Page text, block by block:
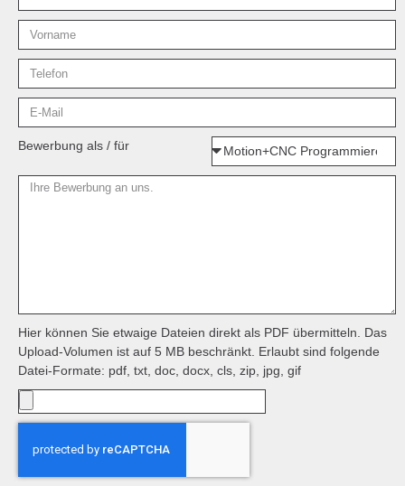
Bewerbung als / für
Hier können Sie etwaige Dateien direkt als PDF übermitteln. Das
Upload-Volumen ist auf 5 MB beschränkt. Erlaubt sind folgende
Datei-Formate: pdf, txt, doc, docx, cls, zip, jpg, gif